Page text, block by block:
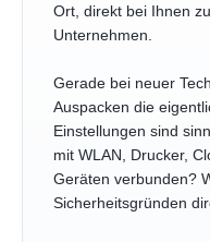
Ort, direkt bei Ihnen
Unternehmen.
Gerade bei neuer
Auspacken die
Einstellungen sind
mit WLAN, Drucker,
Geräten verbunden?
Sicherheitsgründen